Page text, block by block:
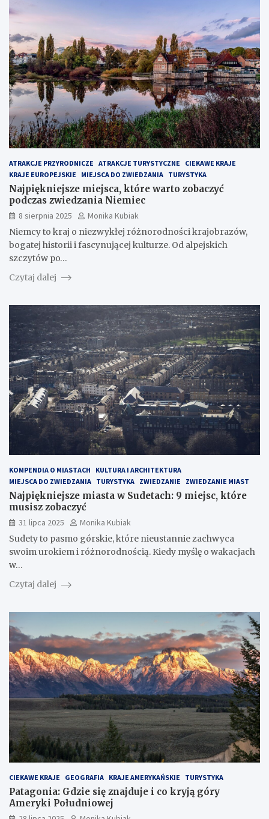
ATRAKCJE PRZYRODNICZE ATRAKCJE TURYSTYCZNE
CIEKAWE KRAJE
KRAJE EUROPEJSKIE
MIEJSCA DO ZWIEDZANIA TURYSTYKA
Najpiękniejsze miejsca, które warto zobaczyć
podczas zwiedzania Niemiec
8 sierpnia 2025
Monika Kubiak
Niemcy to kraj o niezwykłej różnorodności krajobrazów,
bogatej historii i fascynującej kulturze. Od alpejskich
szczytów po…
Czytaj dalej
KOMPENDIA O MIASTACH
KULTURA I ARCHITEKTURA
MIEJSCA DO ZWIEDZANIA TURYSTYKA ZWIEDZANIE ZWIEDZANIE MIAST
Najpiękniejsze miasta w Sudetach: 9 miejsc, które
musisz zobaczyć
31 lipca 2025
Monika Kubiak
Sudety to pasmo górskie, które nieustannie zachwyca
swoim urokiem i różnorodnością. Kiedy myślę o wakacjach
w…
Czytaj dalej
CIEKAWE KRAJE GEOGRAFIA KRAJE AMERYKAŃSKIE TURYSTYKA
Patagonia: Gdzie się znajduje i co kryją góry
Ameryki Południowej